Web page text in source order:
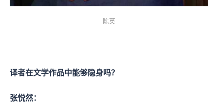
陈英
译者在文学作品中能够隐身吗？
张悦然：